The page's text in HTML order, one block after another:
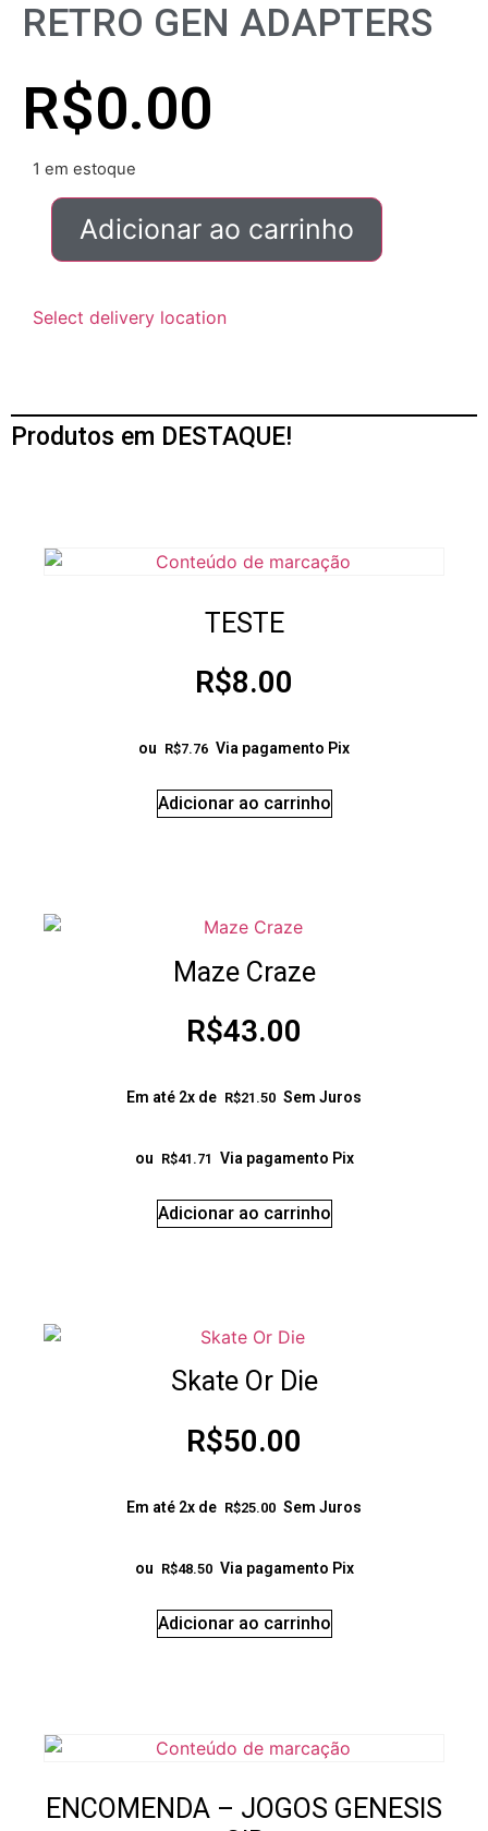
RETRO GEN ADAPTERS
R$0.00
1 em estoque
Adicionar ao carrinho
Select delivery location
Produtos em DESTAQUE!
TESTE
R$8.00
ou R$7.76 Via pagamento Pix
Adicionar ao carrinho
Maze Craze
R$43.00
Em até 2x de R$21.50 Sem Juros
ou R$41.71 Via pagamento Pix
Adicionar ao carrinho
Skate Or Die
R$50.00
Em até 2x de R$25.00 Sem Juros
ou R$48.50 Via pagamento Pix
Adicionar ao carrinho
ENCOMENDA – JOGOS GENESIS